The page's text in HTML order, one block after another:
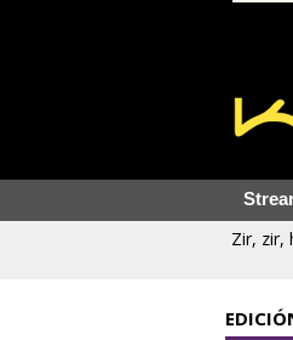
Zir, zir,